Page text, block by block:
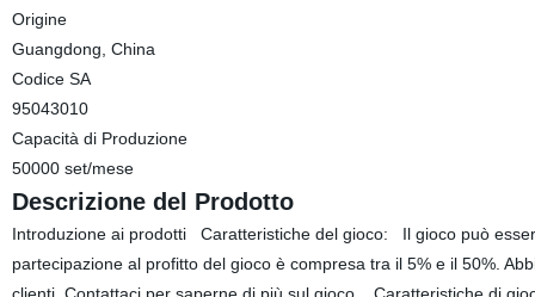
Origine
Guangdong, China
Codice SA
95043010
Capacità di Produzione
50000 set/mese
Descrizione del Prodotto
Introduzione ai prodotti Caratteristiche del gioco: Il gioco può
partecipazione al profitto del gioco è compresa tra il 5% e il 50%.